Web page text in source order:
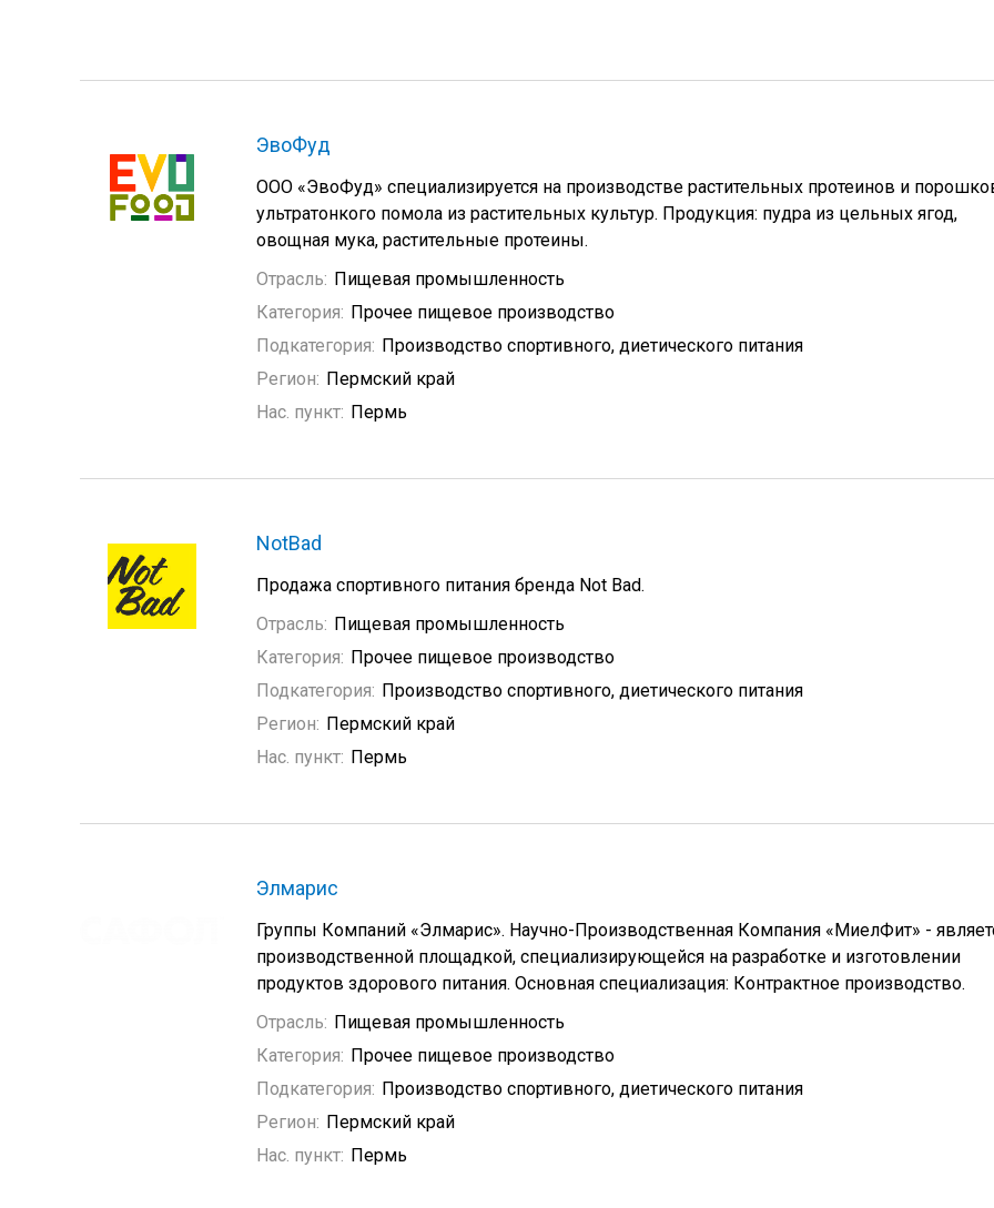
ЭвоФуд
ООО «ЭвоФуд» специализируется на производстве растительных протеинов и
ультратонкого помола из растительных культур. Продукция: пудра из цельных ягод,
овощная мука, растительные протеины.
Отрасль: Пищевая промышленность
Категория: Прочее пищевое производство
Подкатегория: Производство спортивного, диетического питания
Регион: Пермский край
Нас. пункт: Пермь
NotBad
Продажа спортивного питания бренда Not Bad.
Отрасль: Пищевая промышленность
Категория: Прочее пищевое производство
Подкатегория: Производство спортивного, диетического питания
Регион: Пермский край
Нас. пункт: Пермь
Элмарис
Группы Компаний «Элмарис». Научно-Производственная Компания «МиелФит» -
производственной площадкой, специализирующейся на разработке и изготовлении
продуктов здорового питания. Основная специализация: Контрактное производство.
Отрасль: Пищевая промышленность
Категория: Прочее пищевое производство
Подкатегория: Производство спортивного, диетического питания
Регион: Пермский край
Нас. пункт: Пермь